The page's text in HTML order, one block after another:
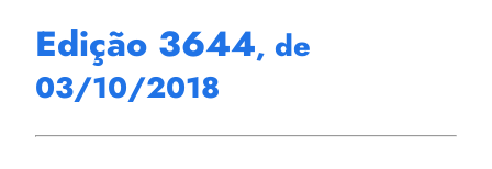
Edição 3644, de
03/10/2018